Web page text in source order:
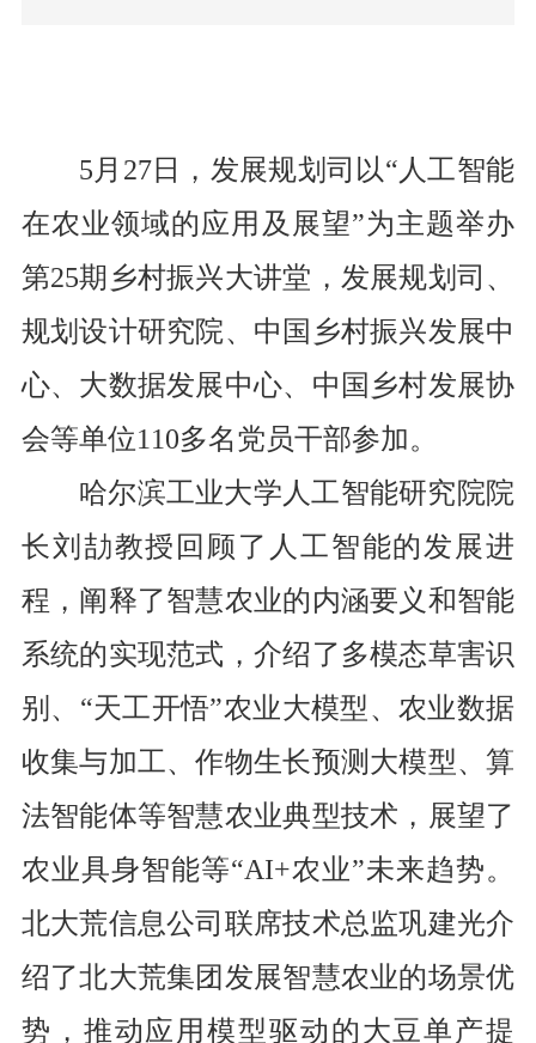
5 月 27日，发展规划司以“ 人工智能
在农业领域的应用及展望”为主题举办
第25期乡村振兴大讲堂，发展规划司、
规划设计研究院、中国乡村振兴发展中
心、大数据发展中心、 中国乡村发展协
会等单位1 10多名党员干部参加。
哈尔滨工业大学人工智能研究院院
长刘劼教授回顾了人工智能的发展进
程，阐释了智慧农业的内涵要义和智能
系统的实现范式，介绍了多模态草害识
别、 “天工开悟”农业大模型、农业数据
收集与加工、作物生长预测大模型、算
法智能体等智慧农业典型技术，展望了
农业具身智能等“AI+农业”未来趋势。
北大荒信息公司联席技术总监巩建光介
绍了北大荒集团发展智慧农业的场景优
势，推动应用模型驱动的大豆单产提